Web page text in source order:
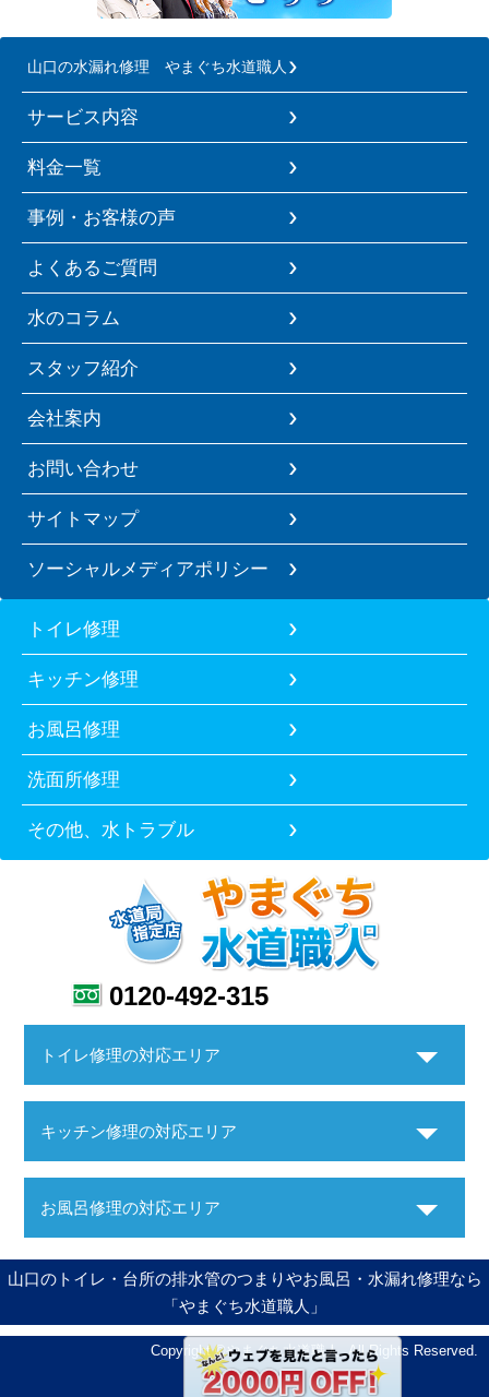
山口の水漏れ修理 やまぐち水道職人
サービス内容
料金一覧
事例・お客様の声
よくあるご質問
水のコラム
スタッフ紹介
会社案内
お問い合わせ
サイトマップ
ソーシャルメディアポリシー
トイレ修理
キッチン修理
お風呂修理
洗面所修理
その他、水トラブル
0120-492-315
トイレ修理の対応エリア
キッチン修理の対応エリア
お風呂修理の対応エリア
山口のトイレ・台所の排水管のつまりやお風呂・水漏れ修理なら
「やまぐち水道職人」
Copyright ©やまぐち水道職人. All Rights Reserved.